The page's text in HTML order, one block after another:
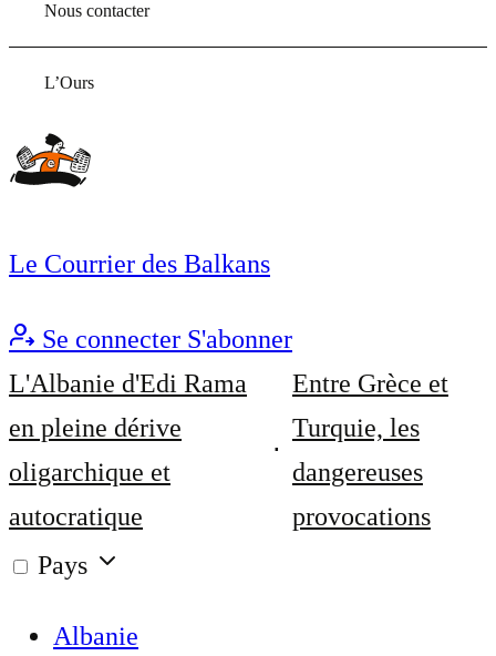
Nous contacter
L’Ours
Le Courrier des Balkans
Se connecter S'abonner
L'Albanie d'Edi Rama
en pleine dérive
oligarchique et
autocratique
Entre Grèce et
Turquie, les
dangereuses
provocations
Pays
Albanie